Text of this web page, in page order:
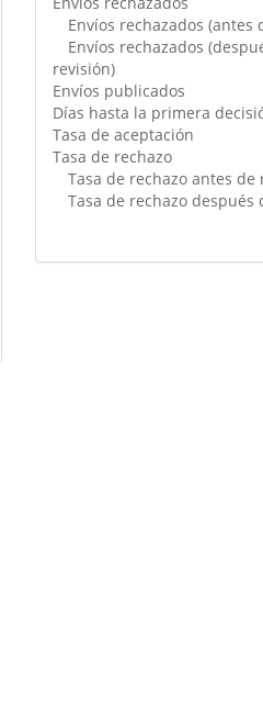
Envíos rechazados (antes
Envíos rechazados
revisión)
Envíos publicados
Días hasta la primera
Tasa de aceptación
Tasa de rechazo
Tasa de rechazo antes de
Tasa de rechazo después